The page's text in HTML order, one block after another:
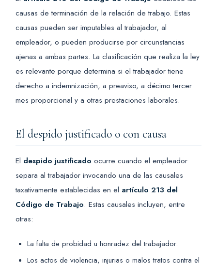
causas de terminación de la relación de trabajo. Estas
causas pueden ser imputables al trabajador, al
empleador, o pueden producirse por circunstancias
ajenas a ambas partes. La clasificación que realiza la ley
es relevante porque determina si el trabajador tiene
derecho a indemnización, a preaviso, a décimo tercer
mes proporcional y a otras prestaciones laborales.
El despido justificado o con causa
El despido justificado ocurre cuando el empleador
separa al trabajador invocando una de las causales
taxativamente establecidas en el artículo 213 del
Código de Trabajo. Estas causales incluyen, entre
otras:
La falta de probidad u honradez del trabajador.
Los actos de violencia, injurias o malos tratos contra el